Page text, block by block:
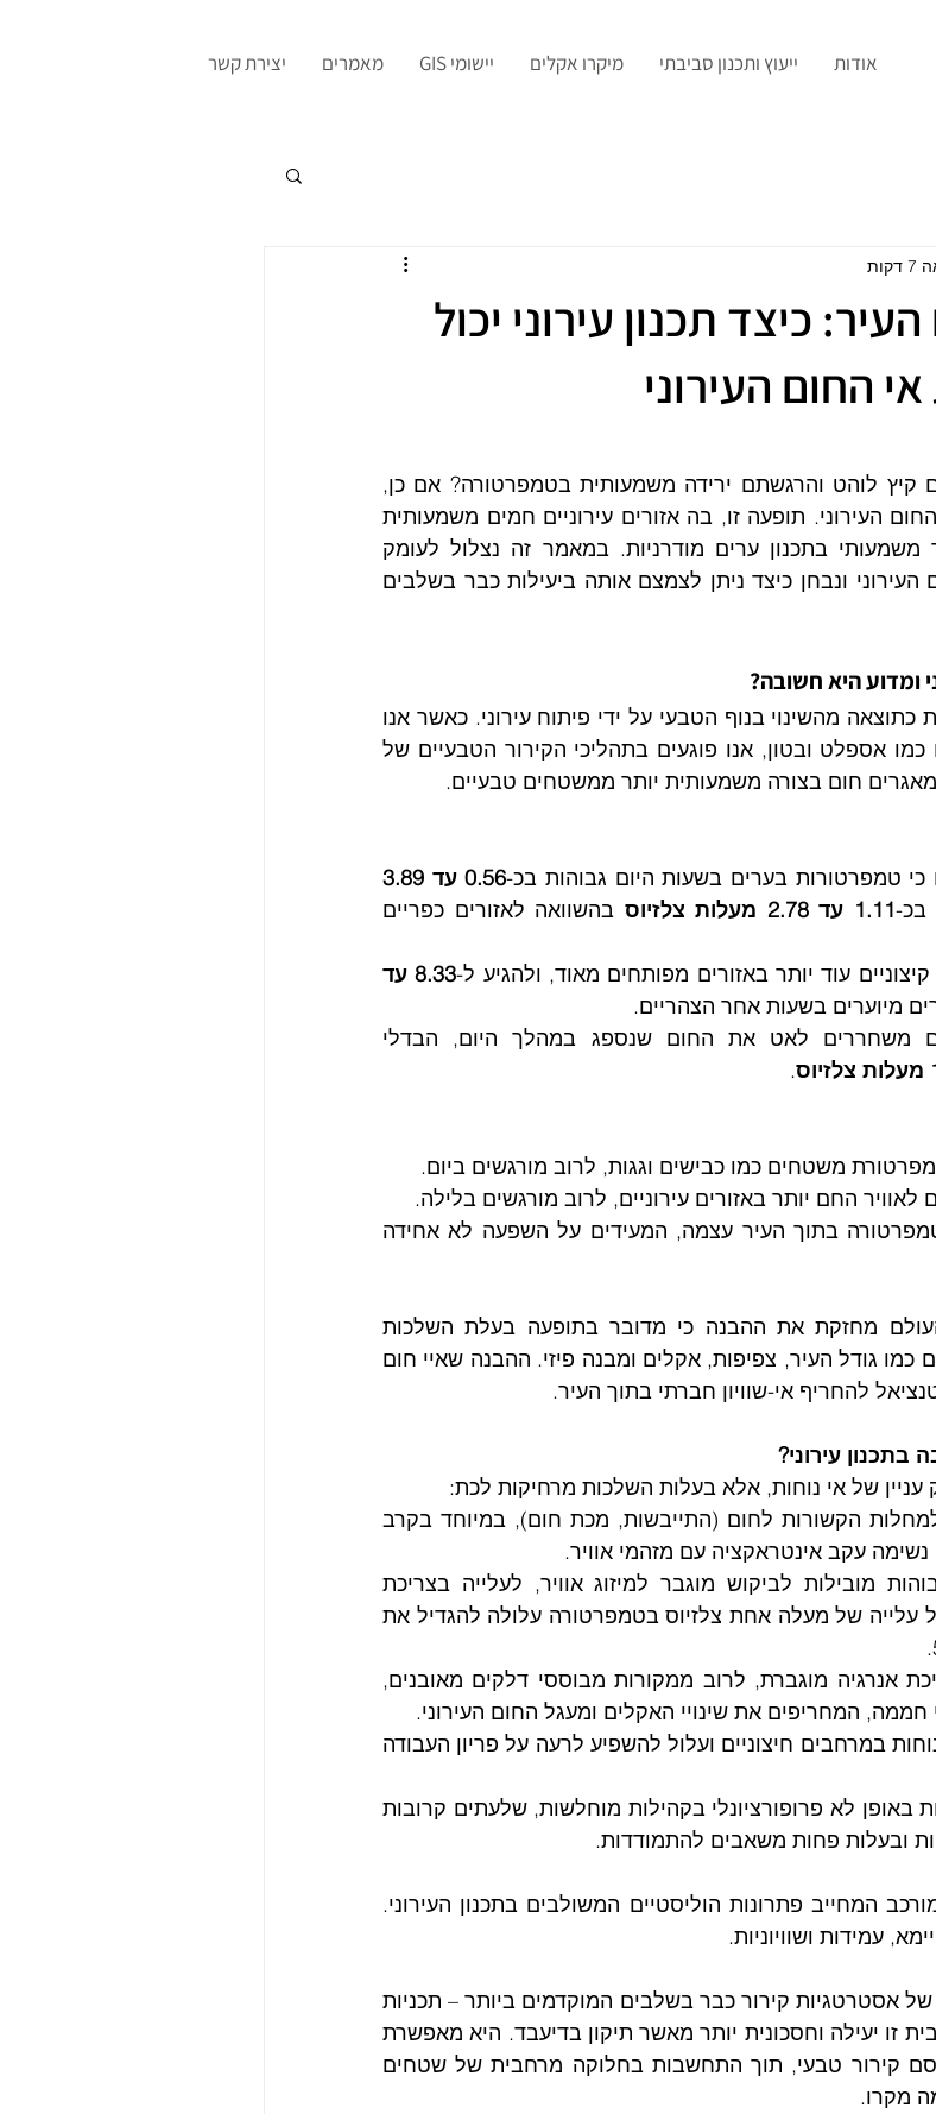
אודות ייעוץ ותכנון סביבתי מיקרו אקלים יישומי GIS מאמרים יצירת קשר
כיצד תכנון עירוני יכול
החום העירוני
חום בצורה משמעותית יותר ממשטחים טבעיים.
טמפרטורות בערים בשעות היום גבוהות בכ-
בכ-1.11 עד 2.78 מעלות צלזיוס
עוד יותר באזורים מפותחים מאוד, ולהגיע ל-
מיוערים בשעות אחר הצהריים.
.
משטחים כמו כבישים וגגות, לרוב מורגשים ביום.
לאוויר החם יותר באזורים עירוניים, לרוב מורגשים בלילה.
להחריף אי-שוויון חברתי בתוך העיר.
בתכנון עירוני?
של אי נוחות, אלא בעלות השלכות מרחיקות לכת:
עקב אינטראקציה עם מזהמי אוויר.
חממה, המחריפים את שינויי האקלים ומעגל החום העירוני.
ובעלות פחות משאבים להתמודדות.
עמידות ושוויוניות.
מקרו.